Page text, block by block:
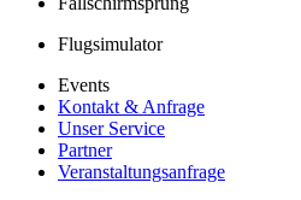
Flugsimulator
Events
Kontakt & Anfrage
Unser Service
Partner
Veranstaltungsanfrage